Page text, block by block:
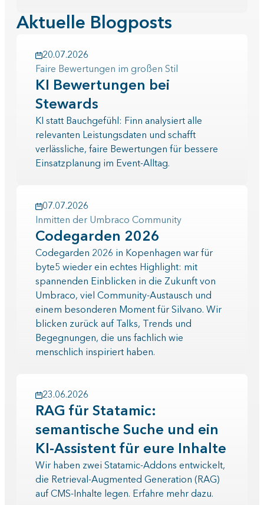
Aktuelle Blogposts
20.07.2026
Faire Bewertungen im großen Stil
KI Bewertungen bei
Stewards
KI statt Bauchgefühl: Finn analysiert alle
relevanten Leistungsdaten und schafft
verlässliche, faire Bewertungen für bessere
Einsatzplanung im Event-Alltag.
07.07.2026
Inmitten der Umbraco Community
Codegarden 2026
Codegarden 2026 in Kopenhagen war für
byte5 wieder ein echtes Highlight: mit
spannenden Einblicken in die Zukunft von
Umbraco, viel Community-Austausch und
einem besonderen Moment für Silvano. Wir
blicken zurück auf Talks, Trends und
Begegnungen, die uns fachlich wie
menschlich inspiriert haben.
23.06.2026
RAG für Statamic:
semantische Suche und ein
KI-Assistent für eure Inhalte
Wir haben zwei Statamic-Addons entwickelt,
die Retrieval-Augmented Generation (RAG)
auf CMS-Inhalte legen. Erfahre mehr dazu.